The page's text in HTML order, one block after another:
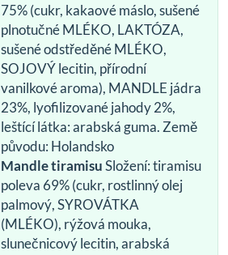
75% (cukr, kakaové máslo, sušené
plnotučné MLÉKO, LAKTÓZA,
sušené odstředěné MLÉKO,
SOJOVÝ lecitin, přírodní
vanilkové aroma), MANDLE jádra
23%, lyofilizované jahody 2%,
leštící látka: arabská guma. Země
původu: Holandsko
Mandle tiramisuSložení: tiramisu
poleva 69% (cukr, rostlinný olej
palmový, SYROVÁTKA
(MLÉKO), rýžová mouka,
slunečnicový lecitin, arabská